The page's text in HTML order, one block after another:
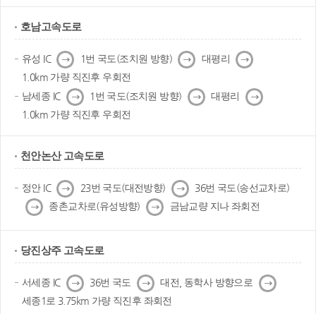
호남고속도로
유성 IC 다
음
1번 국도(조치원 방향) 다
음
대평리 다
음
1.0km 가량 직진후 우회전
남세종 IC 다
음
1번 국도(조치원 방향) 다
음
대평리
다
음
1.0km 가량 직진후 우회전
천안논산 고속도로
정안 IC 다
음
23번 국도(대전방향) 다
음
36번 국도(송선교차로)
다
음
종촌교차로(유성방향) 다
음
금남교량 지나 좌회전
당진상주 고속도로
서세종 IC 다
음
36번 국도 다
음
대전, 동학사 방향으로 다
음
세종1로 3.75km 가량 직진후 좌회전